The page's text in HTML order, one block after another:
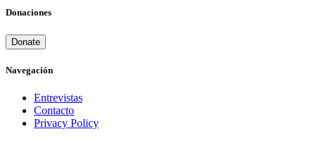
Donaciones
Donate
Navegación
Entrevistas
Contacto
Privacy Policy